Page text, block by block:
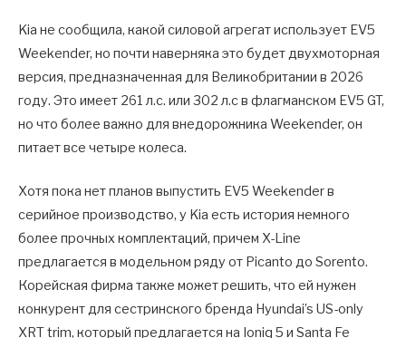
Kia не сообщила, какой силовой агрегат использует EV5
Weekender, но почти наверняка это будет двухмоторная
версия, предназначенная для Великобритании в 2026
году. Это имеет 261 л.с. или 302 л.с в флагманском EV5 GT,
но что более важно для внедорожника Weekender, он
питает все четыре колеса.
Хотя пока нет планов выпустить EV5 Weekender в
серийное производство, у Kia есть история немного
более прочных комплектаций, причем X-Line
предлагается в модельном ряду от Picanto до Sorento.
Корейская фирма также может решить, что ей нужен
конкурент для сестринского бренда Hyundai’s US-only
XRT trim, который предлагается на Ioniq 5 и Santa Fe